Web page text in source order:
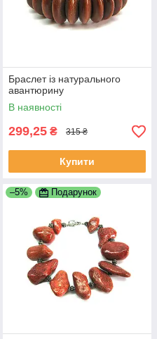
Браслет із натурального
авантюрину
В наявності
299,25 ₴ 315 ₴
Купити
–5% Подарунок